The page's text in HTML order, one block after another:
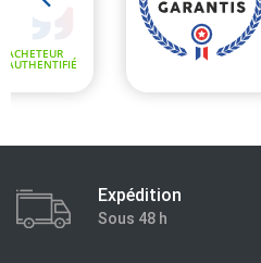
Expédition
Sous 48 h